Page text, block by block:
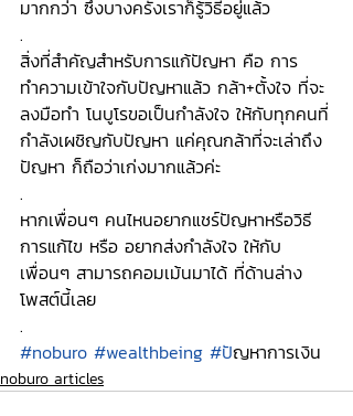
มากกว่า ซึ่งบางครั้งเราก็รู้วิธีอยู่แล้ว
.
สิ่งที่สำคัญสำหรับการแก้ปัญหา คือ การ
ทำความเข้าใจกับปัญหาแล้ว กล้า+ตั้งใจ ที่จะ
ลงมือทำ โนบูโรขอเป็นกำลังใจ ให้กับทุกคนที่
กำลังเผชิญกับปัญหา แค่คุณกล้าที่จะเล่าถึง
ปัญหา ก็ถือว่าเก่งมากแล้วค่ะ
.
หากเพื่อนๆ คนไหนอยากแชร์ปัญหาหรือวิธี
การแก้ไข หรือ อยากส่งกำลังใจ ให้กับ
เพื่อนๆ สามารถคอมเม้นมาได้ ที่ด้านล่าง
โพสต์นี้เลย
.
#noburo #wealthbeing #ปัญหาการเงิน
noburo articles